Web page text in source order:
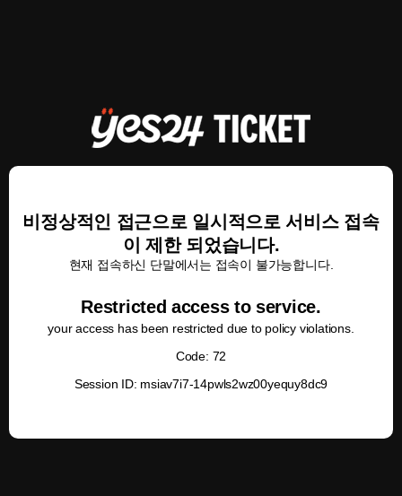
비정상적인 접근으로 일시적으로 서비스 접속
이 제한 되었습니다.
현재 접속하신 단말에서는 접속이 불가능합니다.
Restricted access to service.
your access has been restricted due to policy violations.
Code: 72
Session ID: msiav7i7-14pwls2wz00yequy8dc9